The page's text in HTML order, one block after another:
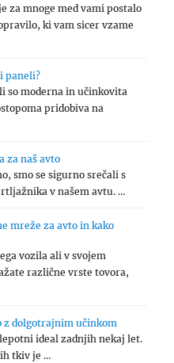
za mnoge med vami postalo
ki vam sicer vzame
paneli?
so moderna in učinkovita
pridobiva na
za naš avto
smo se sigurno srečali s
v našem avtu. …
mreže za avto in kako
vozila ali v svojem
različne vrste tovora,
z dolgotrajnim učinkom
ideal zadnjih nekaj let.
tkiv je …